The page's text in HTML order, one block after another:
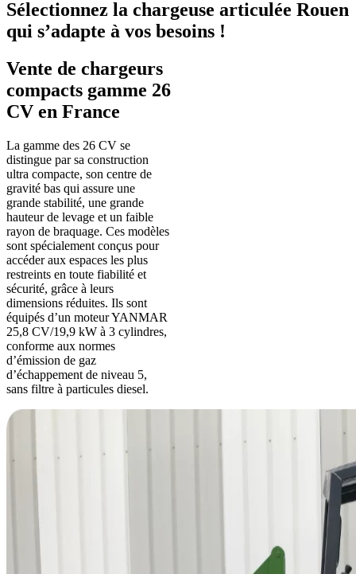
Sélectionnez la chargeuse articulée Rouen
qui s’adapte à vos besoins !
Vente de chargeurs
compacts gamme 26
CV en France
La gamme des 26 CV se
distingue par sa construction
ultra compacte, son centre de
gravité bas qui assure une
grande stabilité, une grande
hauteur de levage et un faible
rayon de braquage. Ces modèles
sont spécialement conçus pour
accéder aux espaces les plus
restreints en toute fiabilité et
sécurité, grâce à leurs
dimensions réduites. Ils sont
équipés d’un moteur YANMAR
25,8 CV/19,9 kW à 3 cylindres,
conforme aux normes
d’émission de gaz
d’échappement de niveau 5,
sans filtre à particules diesel.